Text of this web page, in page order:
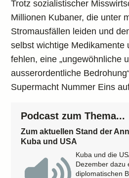
Trotz sozialistischer
Millionen Kubaner, die unter
Stromausfällen leiden und
selbst wichtige Medikamente
fehlen, eine „ungewöhnliche
ausserordentliche
Supermacht Nummer Eins
Podcast zum Thema...
Zum aktuellen Stand der
Kuba und USA
Kuba und die
Dezember dazu
diplomatischen